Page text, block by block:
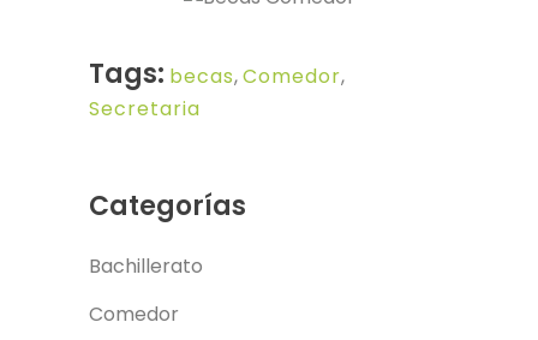
Tags: becas,Comedor,
Secretaria
Categorías
Bachillerato
Comedor